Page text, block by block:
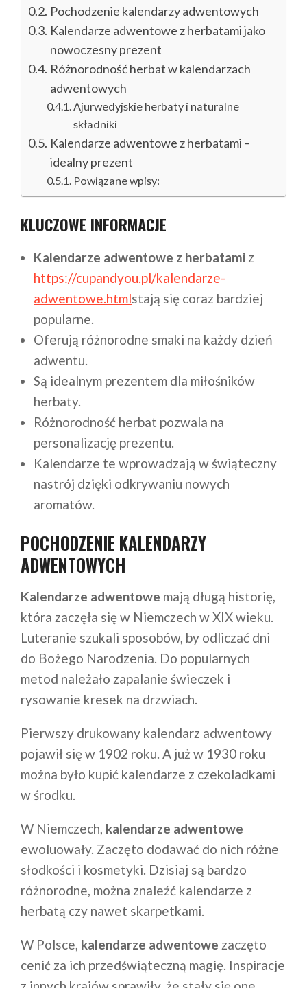
Pochodzenie kalendarzy adwentowych
Kalendarze adwentowe z herbatami jako
nowoczesny prezent
Różnorodność herbat w kalendarzach
adwentowych
Ajurwedyjskie herbaty i naturalne
składniki
Kalendarze adwentowe z herbatami –
idealny prezent
Powiązane wpisy:
KLUCZOWE INFORMACJE
Kalendarze adwentowe z herbatami z
https://cupandyou.pl/kalendarze-
adwentowe.htmlstają się coraz bardziej
popularne.
Oferują różnorodne smaki na każdy dzień
adwentu.
Są idealnym prezentem dla miłośników
herbaty.
Różnorodność herbat pozwala na
personalizację prezentu.
Kalendarze te wprowadzają w świąteczny
nastrój dzięki odkrywaniu nowych
aromatów.
POCHODZENIE KALENDARZY
ADWENTOWYCH
Kalendarze adwentowe mają długą historię,
która zaczęła się w Niemczech w XIX wieku.
Luteranie szukali sposobów, by odliczać dni
do Bożego Narodzenia. Do popularnych
metod należało zapalanie świeczek i
rysowanie kresek na drzwiach.
Pierwszy drukowany kalendarz adwentowy
pojawił się w 1902 roku. A już w 1930 roku
można było kupić kalendarze z czekoladkami
w środku.
W Niemczech, kalendarze adwentowe
ewoluowały. Zaczęto dodawać do nich różne
słodkości i kosmetyki. Dzisiaj są bardzo
różnorodne, można znaleźć kalendarze z
herbatą czy nawet skarpetkami.
W Polsce, kalendarze adwentowe zaczęto
cenić za ich przedświąteczną magię. Inspiracje